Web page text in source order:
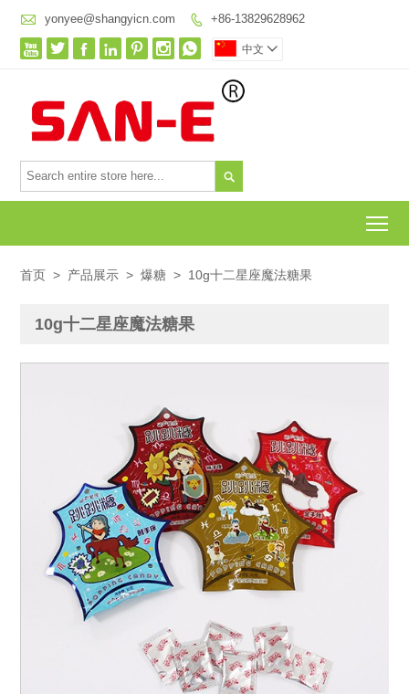
 yonyee@shangyicn.com  +86-13829628962
       中文 

首页 > 产品展示 > 爆糖 > 10g十二星座魔法糖果
10g十二星座魔法糖果